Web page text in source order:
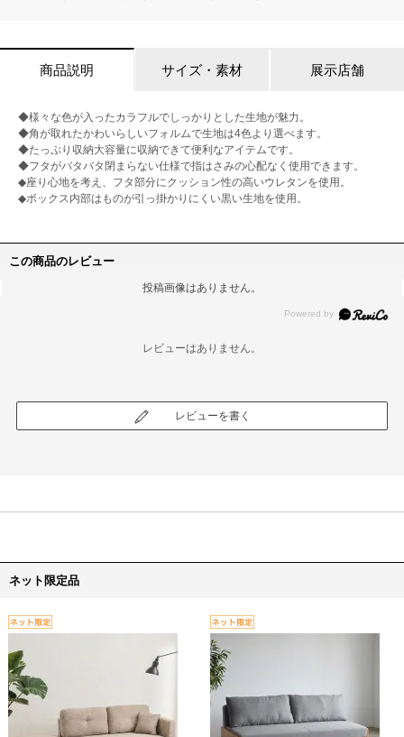
商品説明 サイズ・素材 展示店舗
◆様々な色が入ったカラフルでしっかりとした生地が魅力。
◆角が取れたかわいらしいフォルムで生地は4色より選べます。
◆たっぷり収納大容量に収納できて便利なアイテムです。
◆フタがバタバタ閉まらない仕様で指はさみの心配なく使用できます。
◆座り心地を考え、フタ部分にクッション性の高いウレタンを使用。
◆ボックス内部はものが引っ掛かりにくい黒い生地を使用。
この商品のレビュー
投稿画像はありません。
レビューはありません。
レビューを書く
ネット限定品